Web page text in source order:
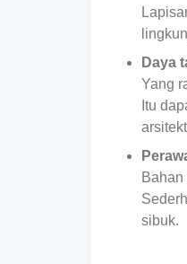
Daya
Yang
Itu
sibuk.